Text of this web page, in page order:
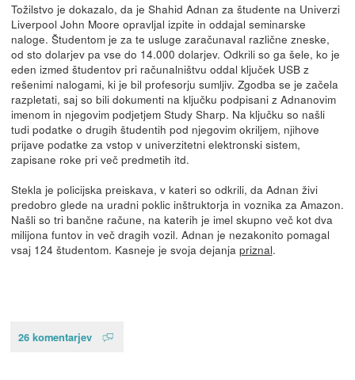
Tožilstvo je dokazalo, da je Shahid Adnan za študente na Univerzi
Liverpool John Moore opravljal izpite in oddajal seminarske
naloge. Študentom je za te usluge zaračunaval različne zneske,
od sto dolarjev pa vse do 14.000 dolarjev. Odkrili so ga šele, ko je
eden izmed študentov pri računalništvu oddal ključek USB z
rešenimi nalogami, ki je bil profesorju sumljiv. Zgodba se je začela
razpletati, saj so bili dokumenti na ključku podpisani z Adnanovim
imenom in njegovim podjetjem Study Sharp. Na ključku so našli
tudi podatke o drugih študentih pod njegovim okriljem, njihove
prijave podatke za vstop v univerzitetni elektronski sistem,
zapisane roke pri več predmetih itd.
Stekla je policijska preiskava, v kateri so odkrili, da Adnan živi
predobro glede na uradni poklic inštruktorja in voznika za Amazon.
Našli so tri bančne račune, na katerih je imel skupno več kot dva
milijona funtov in več dragih vozil. Adnan je nezakonito pomagal
vsaj 124 študentom. Kasneje je svoja dejanja priznal.
26 komentarjev